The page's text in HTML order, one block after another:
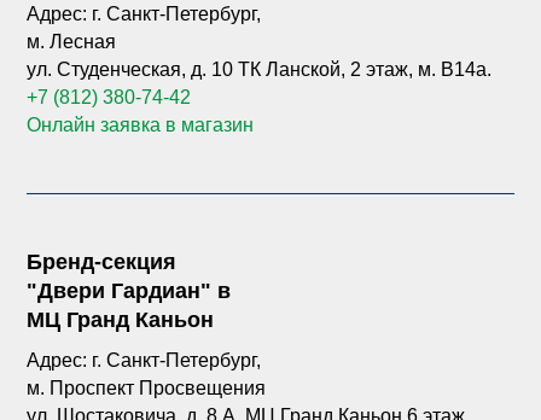
Адрес: г. Санкт-Петербург,
м. Лесная
ул. Студенческая, д. 10 ТК Ланской, 2 этаж, м. B14а.
+7 (812) 380-74-42
Онлайн заявка в магазин
Бренд-секция
"Двери Гардиан" в
МЦ Гранд Каньон
Адрес: г. Санкт-Петербург,
м. Проспект Просвещения
ул. Шостаковича, д. 8 А, МЦ Гранд Каньон,6 этаж,